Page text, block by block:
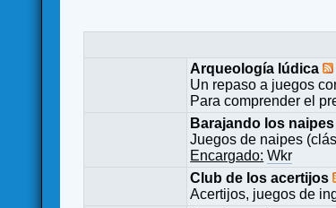
Arqueología lúdica
Un repaso a juegos
Para comprender el
Barajando los naipes
Juegos de naipes
Encargado: Wkr
Club de los acertijos
Acertijos, juegos de